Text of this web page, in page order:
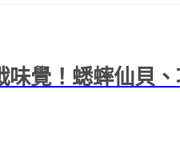
味覺！蟋蟀仙貝